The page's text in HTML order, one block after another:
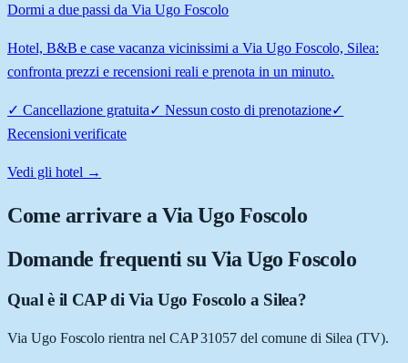
Dormi a due passi da Via Ugo Foscolo
Hotel, B&B e case vacanza vicinissimi a Via Ugo Foscolo, Silea:
confronta prezzi e recensioni reali e prenota in un minuto.
✓ Cancellazione gratuita✓ Nessun costo di prenotazione✓
Recensioni verificate
Vedi gli hotel →
Come arrivare aVia Ugo Foscolo
Domande frequenti su Via Ugo Foscolo
Qual è il CAP di Via Ugo Foscolo a Silea?
Via Ugo Foscolo rientra nel CAP 31057 del comune di Silea (TV).